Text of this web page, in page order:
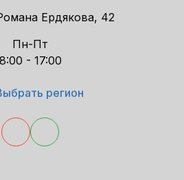
Ердякова, 42
Пн-Пт
8:00 - 17:00
регион